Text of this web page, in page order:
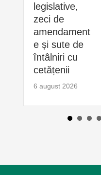
legislative,
zeci de
amendament
e și sute de
întâlniri cu
cetățenii
6 august 2026